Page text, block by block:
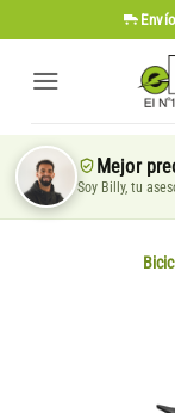
al
contenido
Mejor
Soy Billy, tu